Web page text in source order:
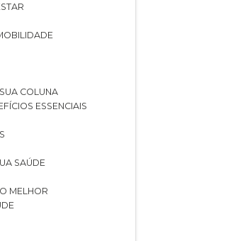
COLUNA
ESSENCIAIS
SAÚDE
MELHOR